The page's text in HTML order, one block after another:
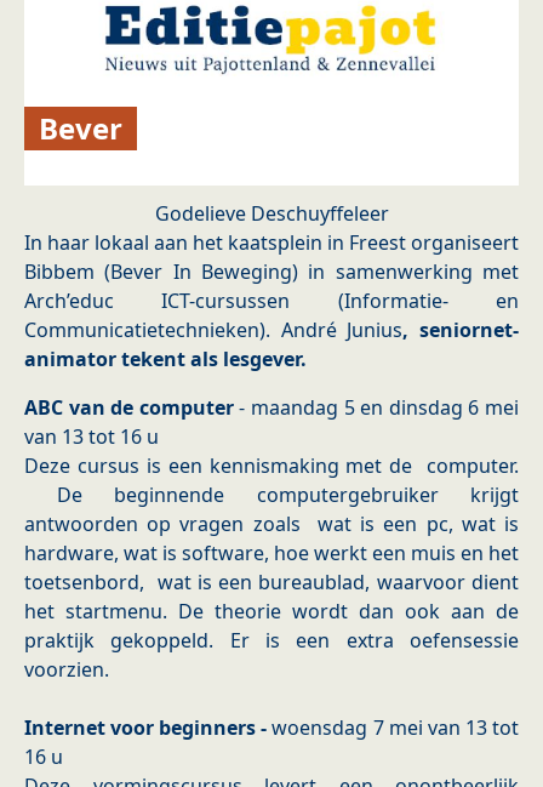
Bever
Godelieve Deschuyffeleer
In haar lokaal aan het kaatsplein in Freest organiseert
Bibbem (Bever In Beweging) in samenwerking met
Arch’educ ICT-cursussen (Informatie- en
Communicatietechnieken). André Junius,seniornet-
animator tekent als lesgever.
ABC van de computer- maandag 5 en dinsdag 6 mei
van 13 tot 16 u
Deze cursus is een kennismaking met de computer.
De beginnende computergebruiker krijgt
antwoorden op vragen zoals wat is een pc, wat is
hardware, wat is software, hoe werkt een muis en het
toetsenbord, wat is een bureaublad, waarvoor dient
het startmenu. De theorie wordt dan ook aan de
praktijk gekoppeld. Er is een extra oefensessie
voorzien.
Internet voor beginners -woensdag 7 mei van 13 tot
16 u